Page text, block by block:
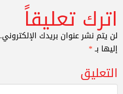
اترك تعليقاً
لن يتم نشر عنوان بريدك الإلكتروني.
إليها بـ*
التعليق